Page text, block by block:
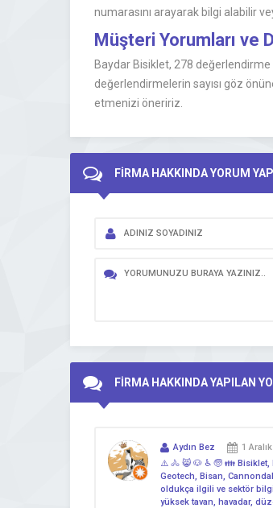
numarasını arayarak bilgi alabilir
Müşteri Yorumları ve
Baydar Bisiklet, 278
değerlendirmelerin sayısı göz
etmenizi öneririz.
FİRMA HAKKINDA YORUM YAP
FİRMA HAKKINDA YAPILAN
Aydın Bez 1
⚠️ 🚴 😸 🐶 ♿ 🧓 👪
Geotech, Bisan,
oldukça ilgili ve sektör
yüksek tavan, havadar,